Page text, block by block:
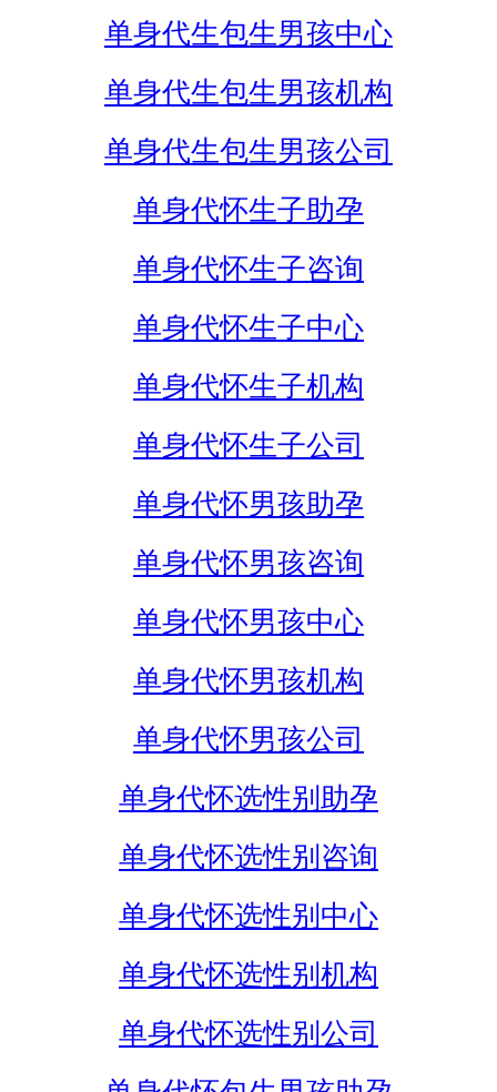
单身代生包生男孩中心
单身代生包生男孩机构
单身代生包生男孩公司
单身代怀生子助孕
单身代怀生子咨询
单身代怀生子中心
单身代怀生子机构
单身代怀生子公司
单身代怀男孩助孕
单身代怀男孩咨询
单身代怀男孩中心
单身代怀男孩机构
单身代怀男孩公司
单身代怀选性别助孕
单身代怀选性别咨询
单身代怀选性别中心
单身代怀选性别机构
单身代怀选性别公司